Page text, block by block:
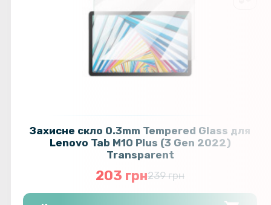
Захисне скло 0.3mm Tempered Glass для
Lenovo Tab M10 Plus (3 Gen 2022)
Transparent
203 грн239 грн